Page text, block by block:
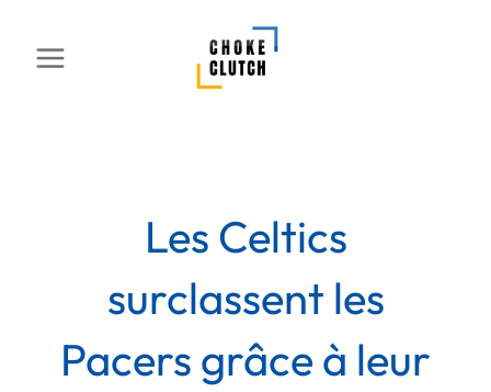
contenu
Les Celtics
surclassent les
Pacers grâce à leur